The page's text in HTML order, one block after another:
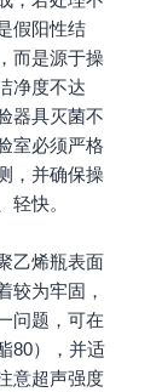
假阳性结
而是源于操
净度不达
器具灭菌不
室必须严格
，并确保操
轻快。
乙烯瓶表面
较为牢固，
问题，可在
80），并适
意超声强度